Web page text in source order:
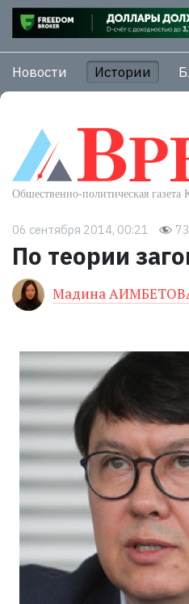
Новости Истории
06 сентября 2014, 00:21
По теории
Мадина